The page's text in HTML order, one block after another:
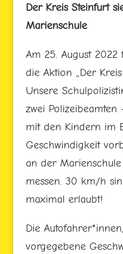
Der Kreis Steinfurt
Marienschule
Am 25. August
die Aktion „Der
Unsere
zwei
mit den Kindern im
Geschwindigkeit
an der
messen. 30 km/h
maximal erlaubt!
Die
vorgegebene